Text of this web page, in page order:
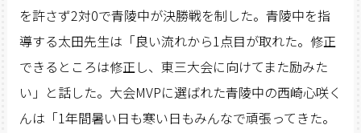
を許さず2対0で青陵中が決勝戦を制した。青陵中を指
導する太田先生は「良い流れから1点目が取れた。修正
できるところは修正し、東三大会に向けてまた励みた
い」と話した。大会MVPに選ばれた青陵中の西崎心咲く
んは「1年間暑い日も寒い日もみんなで頑張ってきた。